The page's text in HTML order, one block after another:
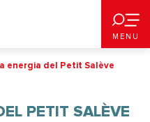
MENU
energia del Petit Salève
PETIT SALÈVE